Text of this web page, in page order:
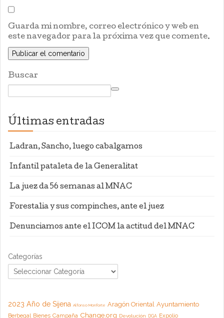
Guarda mi nombre, correo electrónico y web en
este navegador para la próxima vez que comente.
Buscar
Últimas entradas
Ladran, Sancho, luego cabalgamos
Infantil pataleta de la Generalitat
La juez da 56 semanas al MNAC
Forestalia y sus compinches, ante el juez
Denunciamos ante el ICOM la actitud del MNAC
Categorías
2023 Año de Sijena Alfonso Monforte Aragón Oriental Ayuntamiento
Berbegal Bienes Campaña Change.org Devolución DGA Expolio